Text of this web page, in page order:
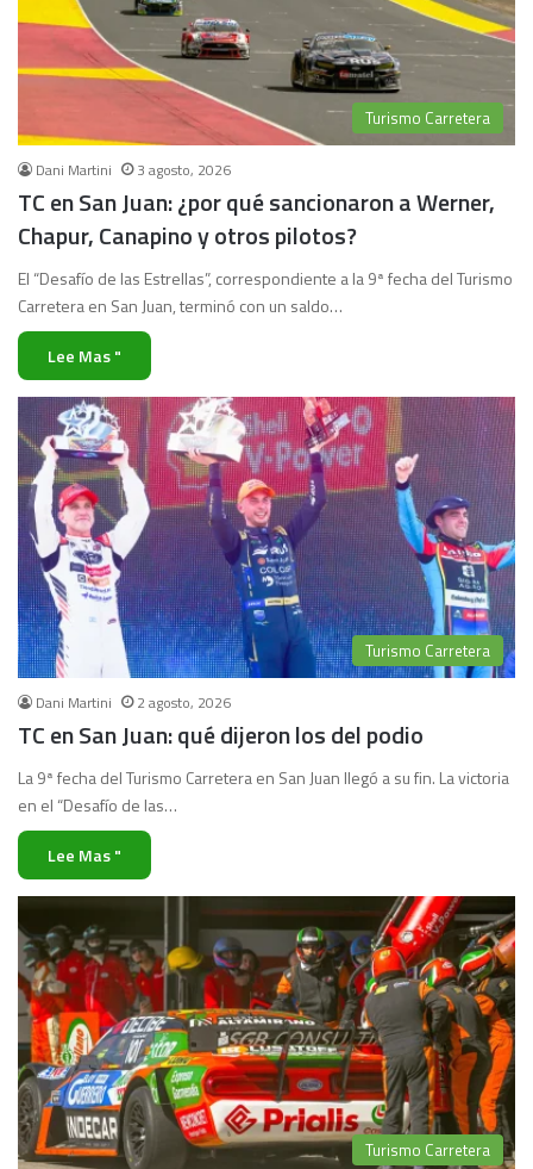
Turismo Carretera
Dani Martini 3 agosto, 2026
TC en San Juan: ¿por qué sancionaron a Werner,
Chapur, Canapino y otros pilotos?
El “Desafío de las Estrellas”, correspondiente a la 9ª fecha del Turismo
Carretera en San Juan, terminó con un saldo…
Lee Mas "
Turismo Carretera
Dani Martini 2 agosto, 2026
TC en San Juan: qué dijeron los del podio
La 9ª fecha del Turismo Carretera en San Juan llegó a su fin. La victoria
en el “Desafío de las…
Lee Mas "
Turismo Carretera